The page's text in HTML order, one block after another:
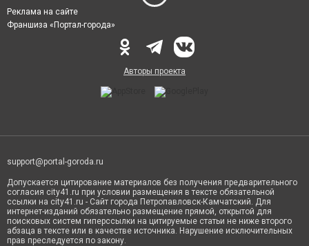
Реклама на сайте
Франшиза «Портал-города»
Авторы проекта
support@portal-goroda.ru
Допускается цитирование материалов без получения предварительного
согласия city41.ru при условии размещения в тексте обязательной
ссылки на city41.ru - Сайт города Петропавловск-Камчатский. Для
интернет-изданий обязательно размещение прямой, открытой для
поисковых систем гиперссылки на цитируемые статьи не ниже второго
абзаца в тексте или в качестве источника. Нарушение исключительных
прав преследуется по закону.